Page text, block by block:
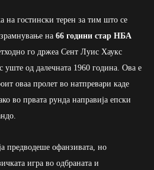
на гостински терен за тим што се
на 66 години стар НБА
го држеа Сент Луис Хаукс
уште од далечната 1960 година. Ова е
оваа пролет во натпревари каде
во првата рунда направија епски
предводеше офанзивата, но
игра во одбраната и